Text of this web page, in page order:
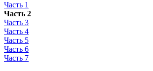
Часть 1
Часть 2
Часть 3
Часть 4
Часть 5
Часть 6
Часть 7